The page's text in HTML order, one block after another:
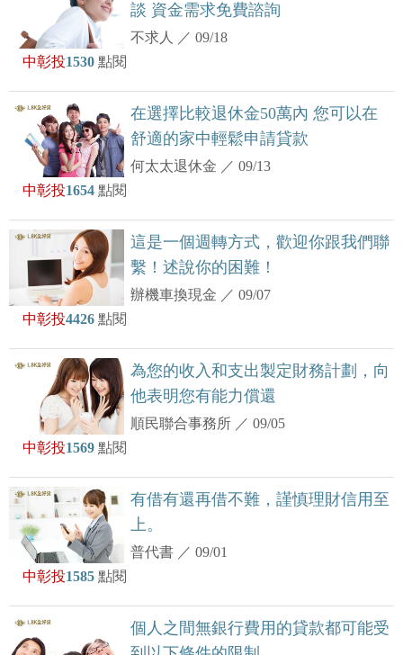
談 資金需求免費諮詢
不求人 ／09/18
中彰投1530 點閱
在選擇比較退休金50萬內 您可以在
舒適的家中輕鬆申請貸款
何太太退休金 ／09/13
中彰投1654 點閱
這是一個週轉方式，歡迎你跟我們聯
繫！述說你的困難！
辦機車換現金 ／09/07
中彰投4426 點閱
為您的收入和支出製定財務計劃，向
他表明您有能力償還
順民聯合事務所 ／09/05
中彰投1569 點閱
有借有還再借不難，謹慎理財信用至
上。
普代書 ／09/01
中彰投1585 點閱
個人之間無銀行費用的貸款都可能受